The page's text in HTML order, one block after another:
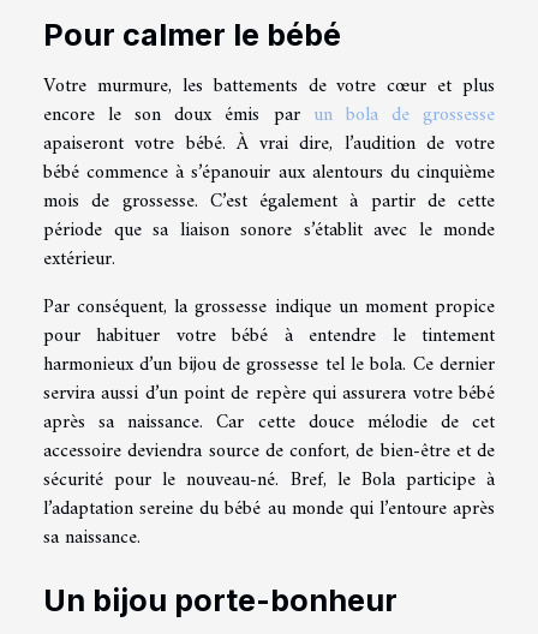
Pour calmer le bébé
Votre murmure, les battements de votre cœur et plus
encore le son doux émis par un bola de grossesse
apaiseront votre bébé. À vrai dire, l’audition de votre
bébé commence à s’épanouir aux alentours du cinquième
mois de grossesse. C’est également à partir de cette
période que sa liaison sonore s’établit avec le monde
extérieur.
Par conséquent, la grossesse indique un moment propice
pour habituer votre bébé à entendre le tintement
harmonieux d’un bijou de grossesse tel le bola. Ce dernier
servira aussi d’un point de repère qui assurera votre bébé
après sa naissance. Car cette douce mélodie de cet
accessoire deviendra source de confort, de bien-être et de
sécurité pour le nouveau-né. Bref, le Bola participe à
l’adaptation sereine du bébé au monde qui l’entoure après
sa naissance.
Un bijou porte-bonheur